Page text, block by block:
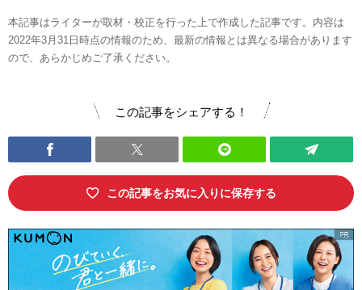
本記事はライターが取材・校正を行った上で作成した記事です。内容は
2022年3月31日時点の情報のため、最新の情報とは異なる場合があります
ので、あらかじめご了承ください。
この記事をシェアする！
この記事をお気に入りに保存する